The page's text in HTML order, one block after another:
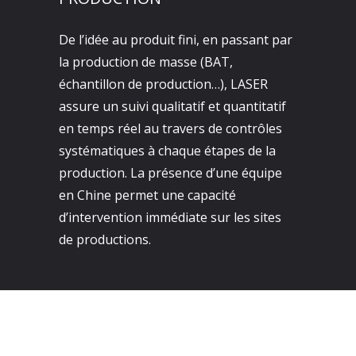
De l’idée au produit fini, en passant par
la production de masse (BAT,
échantillon de production…), LASER
assure un suivi qualitatif et quantitatif
en temps réel au travers de contrôles
systématiques à chaque étapes de la
production. La présence d’une équipe
en Chine permet une capacité
d’intervention immédiate sur les sites
de productions.